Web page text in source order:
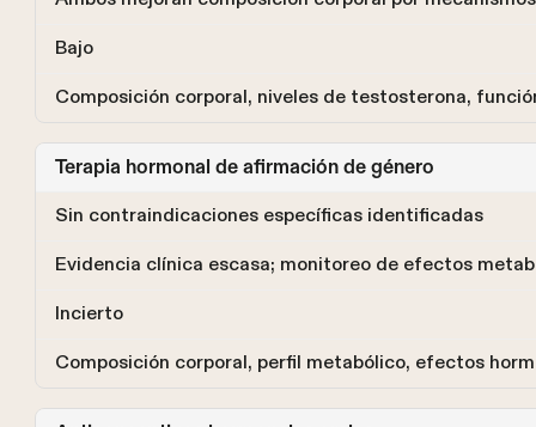
Bajo
Composición corporal, niveles de testosterona,
Terapia hormonal de afirmación de género
Sin contraindicaciones específicas identificadas
Evidencia clínica escasa; monitoreo de efectos
Incierto
Composición corporal, perfil metabólico, efectos